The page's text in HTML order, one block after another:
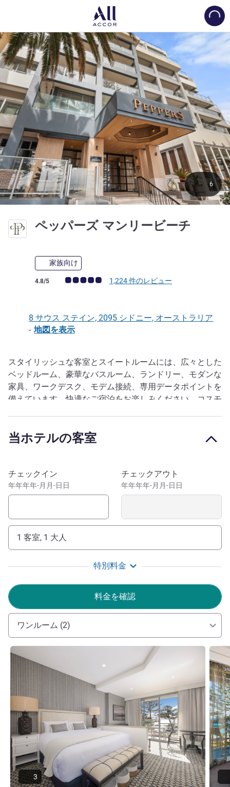
ペッパーズ マンリービーチ
家族向け
お客さまの声 (確認済みレビュー アコーホテルズ)
4.8/5 1,224 件のレビュー
6
8 サウス ステイン, 2095 シドニー, オーストラリア
- 地図を表示
説明
スタイリッシュな客室とスイートルームには、広々とした
ベッドルーム、豪華なバスルーム、ランドリー、モダンな
家具、ワークデスク、モデム接続、専用データポイントを
備えています。快適なご宿泊をお楽しみください。コスモ
ンリー独自のビーチカルチャーへの玄関口となっていま
当ホテルの客室
このホテルを予約
チェックイン
年年年年-月月-日日
チェックアウト
年年年年-月月-日日
1 客室, 1 大人
特別料金
料金を確認
ワンルーム (2)
詳細を表示
3
詳細